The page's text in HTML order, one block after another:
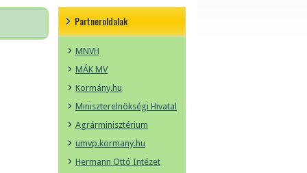
Partneroldalak
MNVH
MÁK MV
Kormány.hu
Miniszterelnökségi Hivatal
Agrárminisztérium
umvp.kormany.hu
Hermann Ottó Intézet